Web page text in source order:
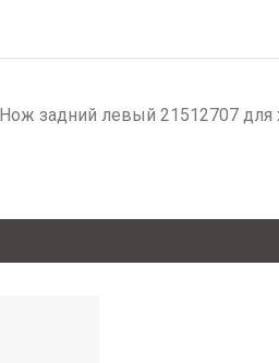
Нож задний левый 21512707